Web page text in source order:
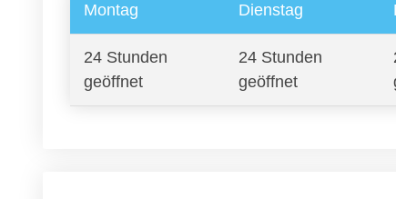
Montag Dienstag
24 Stunden
geöffnet
24 Stunden
geöffnet